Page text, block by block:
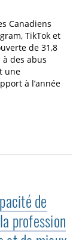
Canadiens
TikTok et
de 31,8
des abus
une
à l’année
de
profession